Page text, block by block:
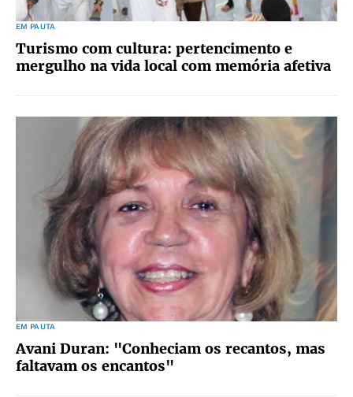
EM PAUTA
Turismo com cultura: pertencimento e
mergulho na vida local com memória afetiva
EM PAUTA
Avani Duran: "Conheciam os recantos, mas
faltavam os encantos"